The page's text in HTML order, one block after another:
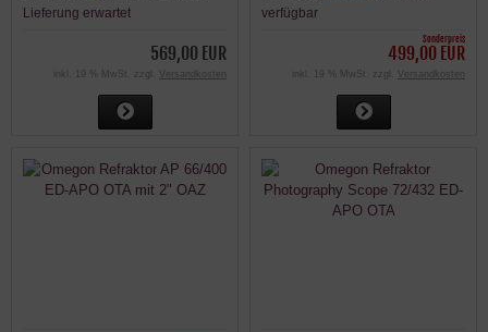
Lieferung erwartet
569,00 EUR
inkl. 19 % MwSt. zzgl. Versandkosten
verfügbar
Sonderpreis
499,00 EUR
inkl. 19 % MwSt. zzgl. Versandkosten